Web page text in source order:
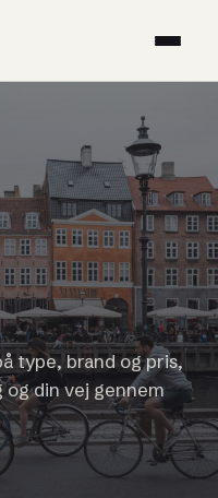
type, brand og pris,
og din vej gennem